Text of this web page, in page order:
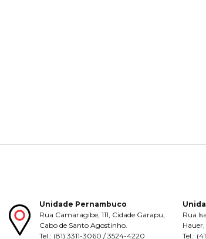
Unidade Pernambuco
Rua Camaragibe, 111, Cidade Garapu,
Cabo de Santo Agostinho.
Tel.: (81) 3311-3060 / 3524-4220
Rua
Tel.: